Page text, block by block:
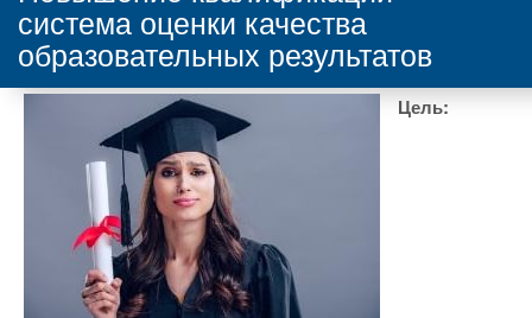
система оценки качества
образовательных результатов
Цель: